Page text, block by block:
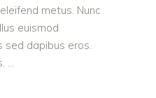
metus. Nunc
euismod
sed dapibus eros.